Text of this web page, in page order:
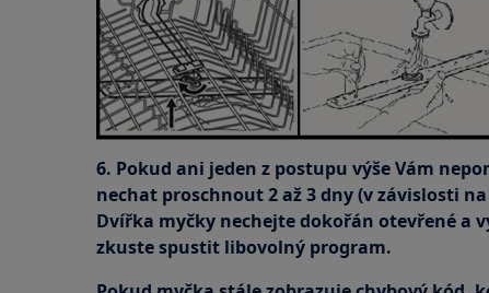
6. Pokud ani jeden z postupu výše Vám
nechat proschnout 2 až 3 dny (v závislosti
Dvířka myčky nechejte dokořán otevřené a
zkuste spustit libovolný program.